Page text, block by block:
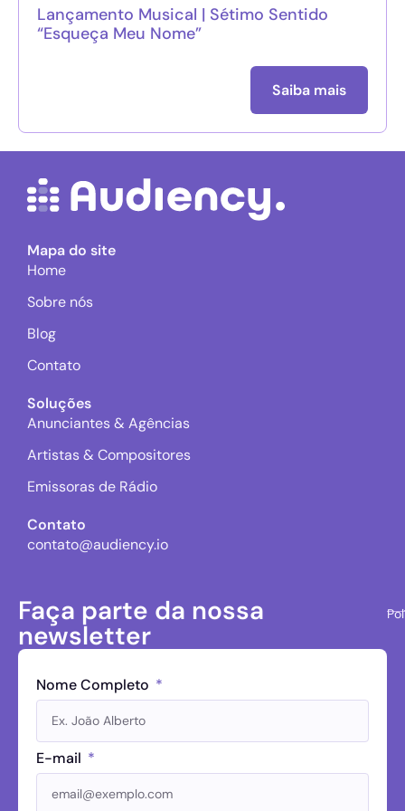
Lançamento Musical | Sétimo Sentido
“Esqueça Meu Nome”
Saiba mais
Mapa do site
Home
Sobre nós
Blog
Contato
Soluções
Anunciantes & Agências
Artistas & Compositores
Emissoras de Rádio
Contato
contato@audiency.io
Faça parte da nossa
newsletter
Nome Completo
E-mail